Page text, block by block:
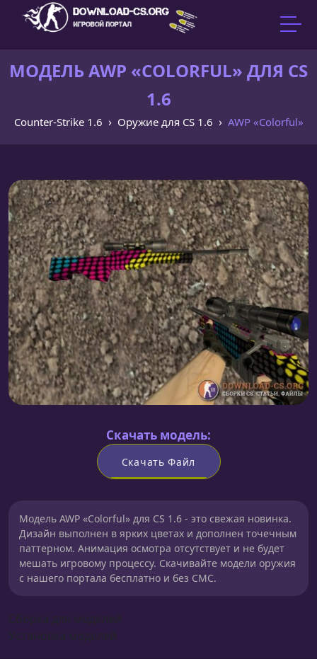
МОДЕЛЬ AWP «COLORFUL» ДЛЯ CS
1.6
Counter-Strike 1.6 Оружие для CS 1.6 AWP «Colorful»
Скачать модель:
Скачать Файл
Модель AWP «Colorful» для CS 1.6 - это свежая новинка.
Дизайн выполнен в ярких цветах и дополнен точечным
паттерном. Анимация осмотра отсутствует и не будет
мешать игровому процессу. Скачивайте модели оружия
с нашего портала бесплатно и без СМС.